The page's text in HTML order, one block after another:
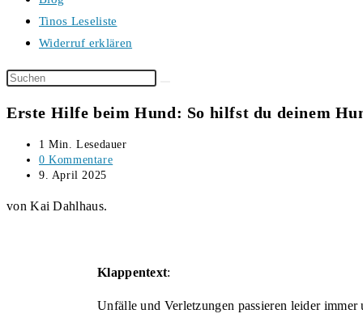
Tinos Leseliste
Widerruf erklären
Diese
durchsuchen
Erste Hilfe beim Hund: So hilfst du deinem
Lesedauer:
1 Min. Lesedauer
Beitrags-
Kommentare:
0 Kommentare
Beitrag
9. April 2025
von Kai Dahlhaus.
Klappentext:
Unfälle und Verletzungen passieren leider